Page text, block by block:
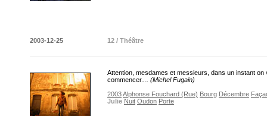
2003-12-25 12 / Théâtre
Attention, mesdames et messieurs, dans un instant on
commencer… (Michel Fugain)
2003Alphonse Fouchard (Rue) Bourg Décembre
Julie Nuit Oudon Porte